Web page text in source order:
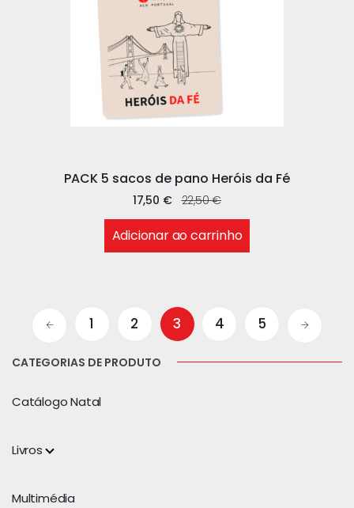
PACK 5 sacos de pano Heróis da Fé
22,50€
17,50 €
Adicionar ao carrinho
1 2 3 4 5
CATEGORIAS DE PRODUTO
Catálogo Natal
Livros
Multimédia